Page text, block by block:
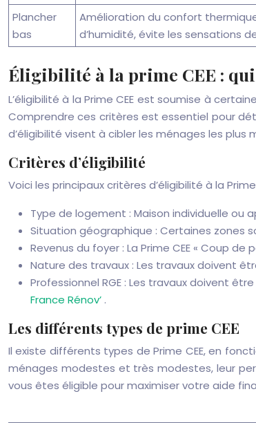
Plancher
bas
Amélioration du confort
d’humidité, évite les sensations
Éligibilité à la prime CEE :
L’éligibilité à la Prime CEE est soumise à
Comprendre ces critères est essentiel pour
d’éligibilité visent à cibler les ménages les
Critères d’éligibilité
Voici les principaux critères d’éligibilité à la
Type de logement : Maison individuelle ou
Situation géographique : Certaines zones
Revenus du foyer : La Prime CEE « Coup
Nature des travaux : Les travaux doivent
Professionnel RGE : Les travaux doivent
France Rénov’ .
Les différents types de prime CEE
Il existe différents types de Prime CEE, en
ménages modestes et très modestes, leur
vous êtes éligible pour maximiser votre aide